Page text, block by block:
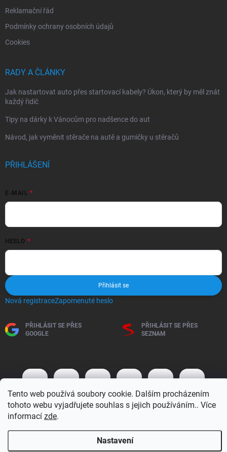
Tento web používá soubory cookie. Dalším procházením
tohoto webu vyjadřujete souhlas s jejich používáním.. Více
informací zde.
Nastavení
Reklamační řád
Podmínky ochrany osobních údajů
Cookies
RADY A ČLÁNKY
Jak nastartovat auto přes startovací kabely? Úkon, který by měl znát
každý řidič
Tipy na dárky k Vánocům pro nadšence do aut
Návod, jak vyměnit stěrače na autě a gumičky u stěračů
PŘIHLÁŠENÍ
E-MAIL
HESLO
Přihlásit se
Nová registraceZapomenuté heslo
PŘIHLÁSIT SE PŘES
GOOGLE
PŘIHLÁSIT SE PŘES
SEZNAM
BM MOTO s.r.o.. Všechna práva vyhrazena.